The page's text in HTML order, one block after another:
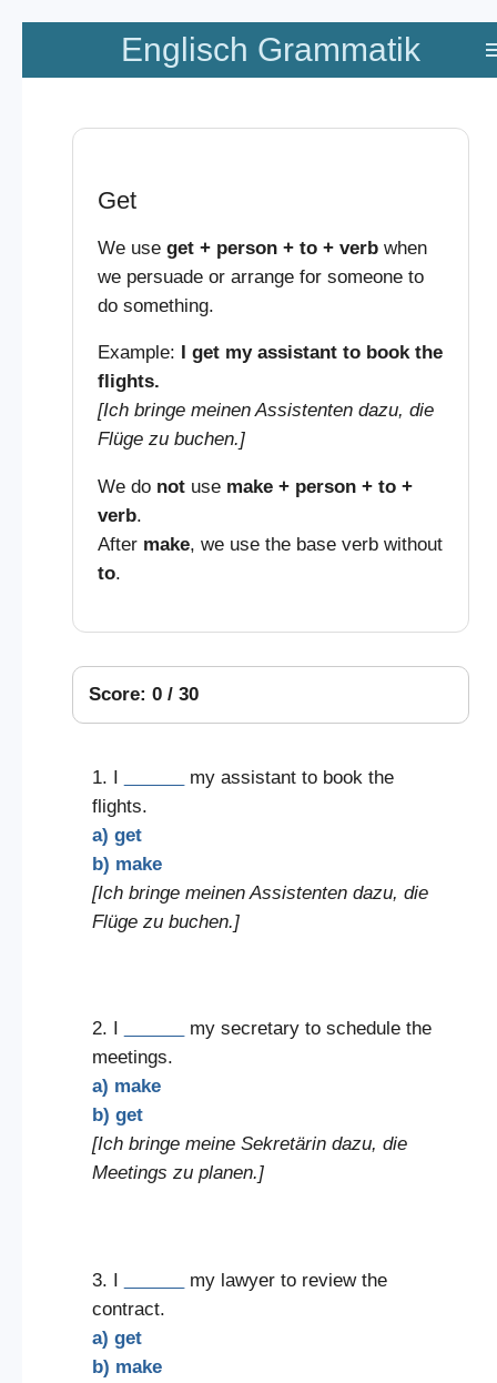
Zum
springen
Englisch Grammatik
Get
We use get + person + to + verbwhen
we persuade or arrange for someone to
do something.
Example:
I get my assistant to book the
flights.
[Ich bringe meinen Assistenten dazu, die
Flüge zu buchen.]
We do notuse make + person + to +
verb.
After make, we use the base verb without
to.
Score: 0 / 30
1. I
my assistant to book the
flights.
a) get
b) make
[Ich bringe meinen Assistenten dazu, die
Flüge zu buchen.]
2. I
my secretary to schedule the
meetings.
a) make
b) get
[Ich bringe meine Sekretärin dazu, die
Meetings zu planen.]
3. I
my lawyer to review the
contract.
a) get
b) make